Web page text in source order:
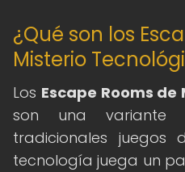
¿Qué son los
Misterio
Los Escape Rooms
son una variante
tradicionales juegos
tecnología juega un